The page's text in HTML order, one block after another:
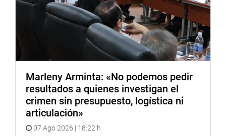
Marleny Arminta: «No podemos pedir
resultados a quienes investigan el
crimen sin presupuesto, logística ni
articulación»
07 Ago 2026 | 18:22 h